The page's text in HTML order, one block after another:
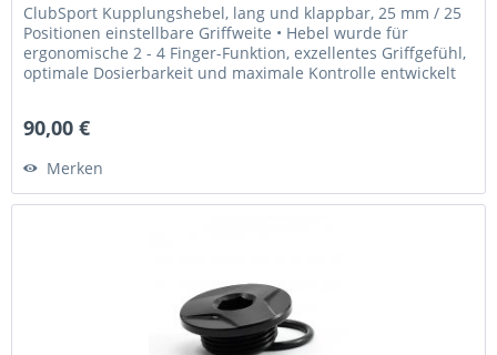
ClubSport Kupplungshebel, lang und klappbar, 25 mm / 25
Positionen einstellbare Griffweite • Hebel wurde für
ergonomische 2 - 4 Finger-Funktion, exzellentes Griffgefühl,
optimale Dosierbarkeit und maximale Kontrolle entwickelt
90,00 €
Merken